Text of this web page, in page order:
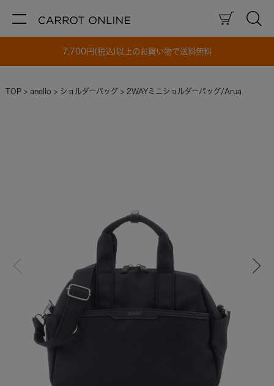
7,700円(税込)以上のお買い物で送料無料
TOP anello ショルダーバッグ 2WAYミニショルダーバッグ/Arua